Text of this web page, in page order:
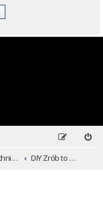
Dział techniczny ...czyli dla kochających inaczej DIY Zrób to sam